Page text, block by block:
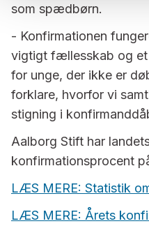
som spædbørn.
- Konfirmationen
vigtigt fællesskab og et
for unge, der ikke er
forklare, hvorfor vi
stigning i
Aalborg Stift har
konfirmationsprocent
LÆS MERE: Statistik
LÆS MERE: Årets